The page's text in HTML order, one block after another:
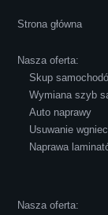
powiedzieć
Pozdrawiam
Strona główna
Nasza oferta:
Skup
Wymiana szyb
Auto naprawy
Usuwanie
Naprawa
Nasza oferta: